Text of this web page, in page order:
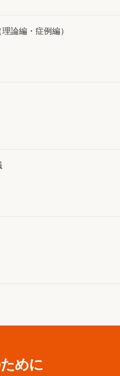
論編・症例編）
めに